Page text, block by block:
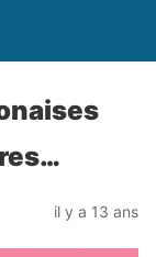
il y a 13 ans